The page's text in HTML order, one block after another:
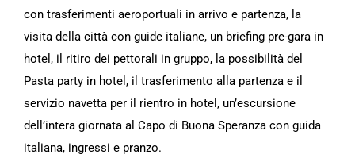
con trasferimenti aeroportuali in arrivo e partenza, la
visita della città con guide italiane, un briefing pre-gara in
hotel, il ritiro dei pettorali in gruppo, la possibilità del
Pasta party in hotel, il trasferimento alla partenza e il
servizio navetta per il rientro in hotel, un’escursione
dell’intera giornata al Capo di Buona Speranza con guida
italiana, ingressi e pranzo.